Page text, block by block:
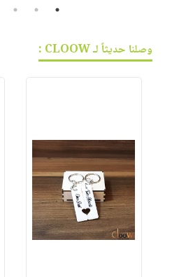
1
2
3
وصلنا حديثاً لـ CLOOW :